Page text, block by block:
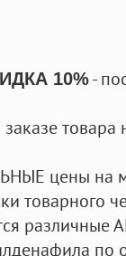
10%-
цены на
товарного
по